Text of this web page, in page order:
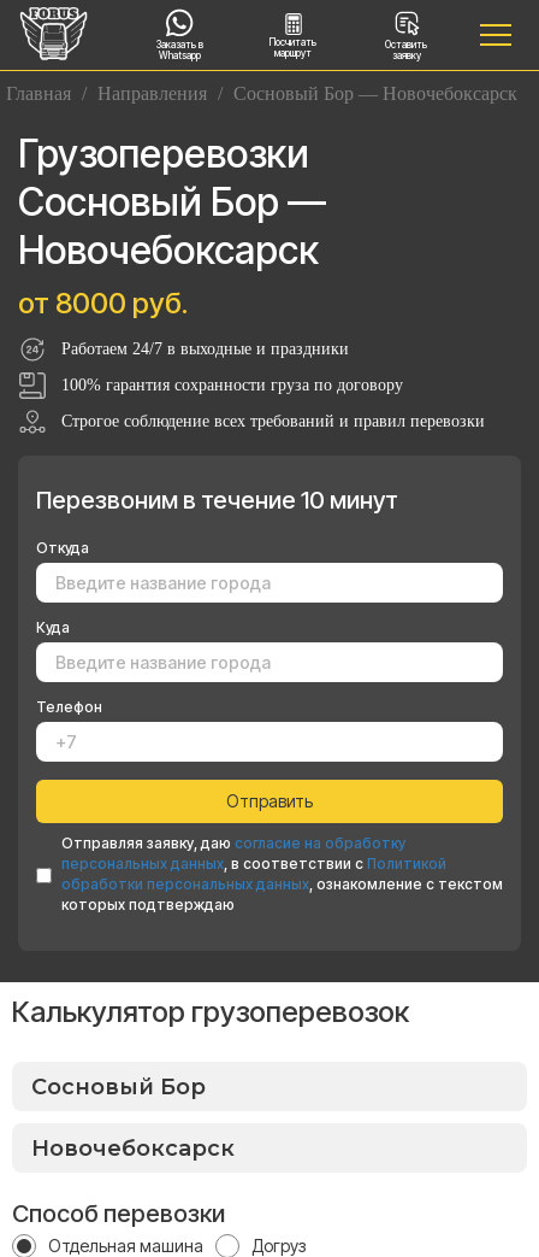
Заказать в
Whatsapp
Посчитать
маршрут
Оставить
заявку
Главная / Направления / Сосновый Бор — Новочебоксарск
Грузоперевозки
Сосновый Бор —
Новочебоксарск
от 8000 руб.
Работаем 24/7 в выходные и праздники
100% гарантия сохранности груза по договору
Строгое соблюдение всех требований и правил перевозки
Перезвоним в течение 10 минут
Откуда
Куда
Телефон
Отправляя заявку, даю согласие на обработку
персональных данных, в соответствии с Политикой
обработки персональных данных, ознакомление с текстом
которых подтверждаю
Калькулятор грузоперевозок
Способ перевозки
Отдельная машина Догруз